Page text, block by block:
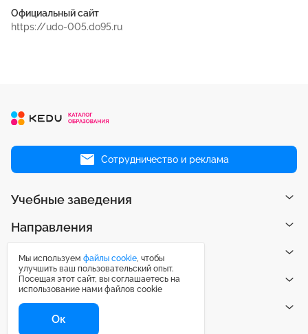
Официальный сайт
https://udo-005.do95.ru
Сотрудничество и реклама
Учебные заведения
Направления
Рейтинги
Публикации
Центр поддержки
Мы используем файлы cookie, чтобы
улучшить ваш пользовательский опыт.
Посещая этот сайт, вы соглашаетесь на
использование нами файлов cookie
Ок